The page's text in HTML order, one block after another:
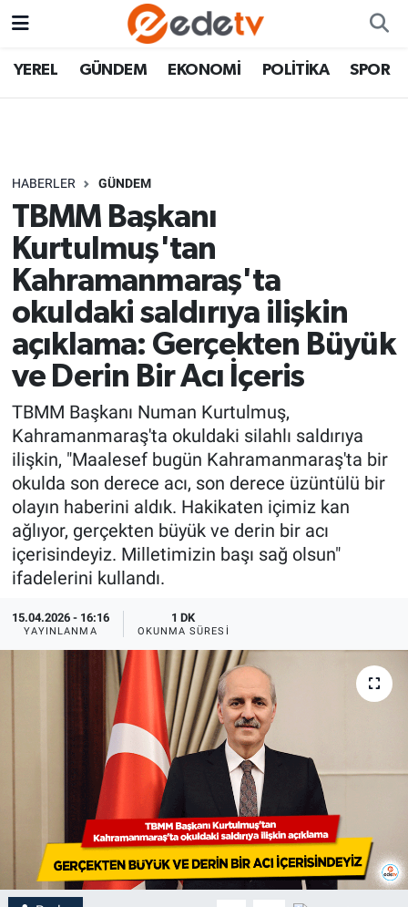
YEREL GÜNDEM EKONOMİ POLİTİKA SPOR
HABERLER GÜNDEM
TBMM Başkanı
Kurtulmuş'tan
Kahramanmaraş'ta
okuldaki saldırıya ilişkin
açıklama: Gerçekten Büyük
ve Derin Bir Acı İçeris
TBMM Başkanı Numan Kurtulmuş,
Kahramanmaraş'ta okuldaki silahlı saldırıya
ilişkin, "Maalesef bugün Kahramanmaraş'ta bir
okulda son derece acı, son derece üzüntülü bir
olayın haberini aldık. Hakikaten içimiz kan
ağlıyor, gerçekten büyük ve derin bir acı
içerisindeyiz. Milletimizin başı sağ olsun"
ifadelerini kullandı.
15.04.2026 - 16:16
YAYINLANMA
1 DK
OKUNMA SÜRESI